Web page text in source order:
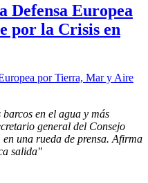
Defensa Europea
por la Crisis en
en el agua y más
general del Consejo
una rueda de prensa. Afirma
salida"